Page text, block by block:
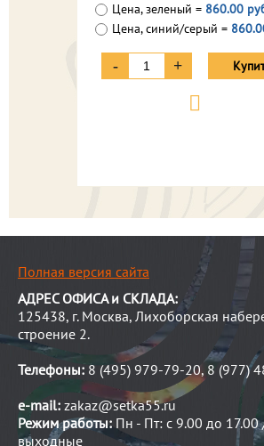
Цена, зеленый = 860.00
Цена, синий/серый =
- +
Полная версия сайта
АДРЕС ОФИСА и СКЛАДА:
125438, г. Москва, Лихоборская
строение 2.
Телефоны: 8 (495) 979-79-20, 8 (977)
e-mail: zakaz@setka55.ru
Режим работы: Пн - Пт: с 9.00 до 17.00
выходные